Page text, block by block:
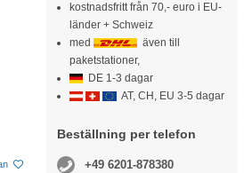
kostnadsfritt från 70,- euro i EU-
länder + Schweiz
med
även till
paketstationer,
DE 1-3 dagar
AT, CH, EU 3-5 dagar
Beställning per telefon
+49 6201-878380